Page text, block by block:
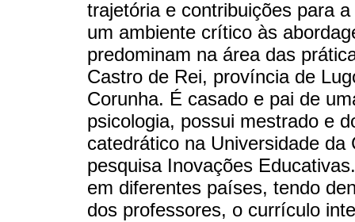
trajetória e contribuições para
um ambiente crítico às
predominam na área das
Castro de Rei, província de
Corunha. É casado e pai de
psicologia, possui mestrado e
catedrático na Universidade
pesquisa Inovações
em diferentes países, tendo
dos professores, o currículo